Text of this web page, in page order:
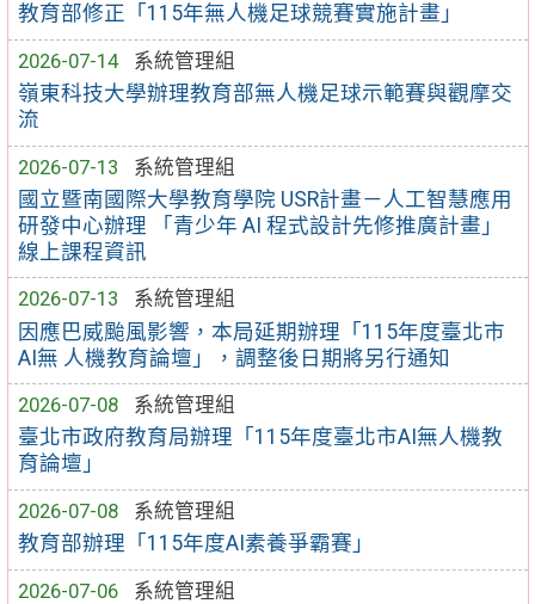
教育部修正「115年無人機足球競賽實施計畫」
2026-07-14
系統管理組
嶺東科技大學辦理教育部無人機足球示範賽與觀摩交
流
2026-07-13
系統管理組
國立暨南國際大學教育學院 USR計畫－人工智慧應用
研發中心辦理 「青少年 AI 程式設計先修推廣計畫」
線上課程資訊
2026-07-13
系統管理組
因應巴威颱風影響，本局延期辦理「115年度臺北市
AI無 人機教育論壇」，調整後日期將另行通知
2026-07-08
系統管理組
臺北市政府教育局辦理「115年度臺北市AI無人機教
育論壇」
2026-07-08
系統管理組
教育部辦理「115年度AI素養爭霸賽」
2026-07-06
系統管理組